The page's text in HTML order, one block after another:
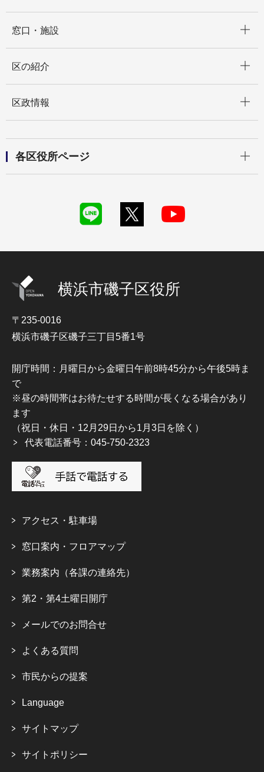
窓口・施設
区の紹介
区政情報
各区役所ページ
横浜市磯子区役所
〒235-0016
横浜市磯子区磯子三丁目5番1号
開庁時間：月曜日から金曜日午前8時45分から午後5時ま
で
※昼の時間帯はお待たせする時間が長くなる場合があり
ます
（祝日・休日・12月29日から1月3日を除く）
代表電話番号：045-750-2323
アクセス・駐車場
窓口案内・フロアマップ
業務案内（各課の連絡先）
第2・第4土曜日開庁
メールでのお問合せ
よくある質問
市民からの提案
Language
サイトマップ
サイトポリシー